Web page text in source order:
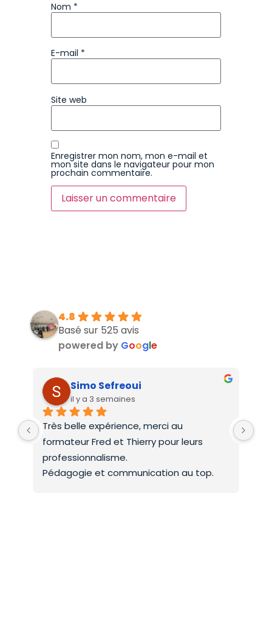
Nom *
E-mail *
Site web
Enregistrer mon nom, mon e-mail et
mon site dans le navigateur pour mon
prochain commentaire.
4.8
Basé sur 525 avis
powered by Google
Simo Sefreoui
il y a 3 semaines
Très belle expérience, merci au
formateur Fred et Thierry pour leurs
professionnalisme.
Pédagogie et communication au top.